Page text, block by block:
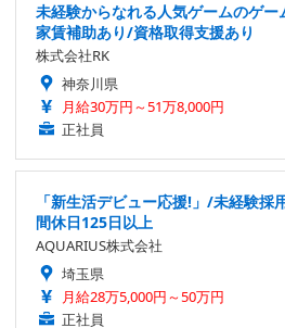
未経験からなれる人気ゲームのゲー
家賃補助あり/資格取得支援あり
株式会社RK
神奈川県
月給30万円～51万8,000円
正社員
「新生活デビュー応援!」/未経験
間休日125日以上
AQUARIUS株式会社
埼玉県
月給28万5,000円～50万円
正社員